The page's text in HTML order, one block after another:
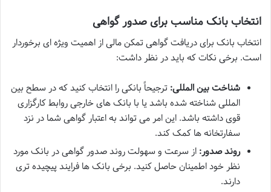
انتخاب بانک مناسب برای صدور گواهی
انتخاب بانک برای دریافت گواهی تمکن مالی از اهمیت ویژه ای برخوردار
است. برخی نکات که باید در نظر داشت:
شناخت بین المللی: ترجیحاً بانکی را انتخاب کنید که در سطح بین
المللی شناخته شده باشد یا با بانک های خارجی روابط کارگزاری
قوی داشته باشد. این امر می تواند به اعتبار گواهی شما در نزد
سفارتخانه ها کمک کند.
روند صدور: از سرعت و سهولت روند صدور گواهی در بانک مورد
نظر خود اطمینان حاصل کنید. برخی بانک ها فرایند پیچیده تری
دارند.